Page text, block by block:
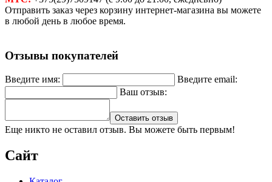
Отправить заказ через корзину интернет-магазина вы можете
в любой день в любое время.
Отзывы покупателей
Введите имя:
Введите email:
Ваш отзыв:
Оставить отзыв
Еще никто не оставил отзыв. Вы можете быть первым!
Сайт